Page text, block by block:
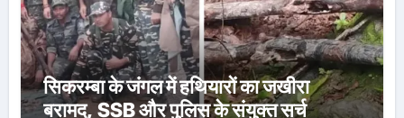
सिकरम्बा के जंगल में हथियारों का जखीरा
बरामद, SSB और पुलिस के संयुक्त सर्च